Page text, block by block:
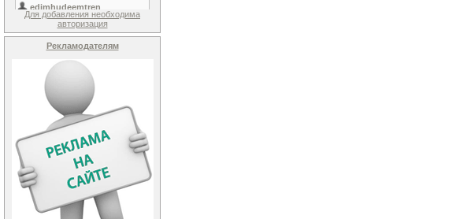
Для добавления необходима
авторизация
Рекламодателям